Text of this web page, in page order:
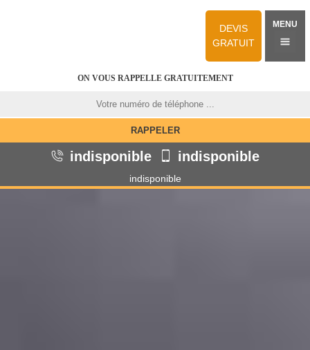
DEVIS
GRATUIT
MENU
ON VOUS RAPPELLE GRATUITEMENT
indisponible indisponible
indisponible